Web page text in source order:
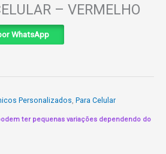
– VERMELHO
WhatsApp
Personalizados, Para Celular
ter pequenas variações dependendo do